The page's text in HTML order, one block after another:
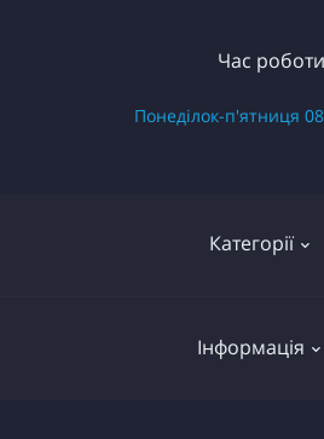
Категорії
Готові вироби в
Запчастини до насоса
Інформація
Час роботи
Понеділок-п'ятниця